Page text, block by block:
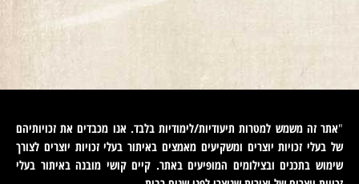
"אתר זה משמש למטרות תיעודיות/לימודיות בלבד. אנו מכבדים את זכויותיהם
של בעלי זכויות יוצרים ומשקיעים מאמצים באיתור בעלי זכויות יוצרים לצורך
שימוש בתכנים ובצילומים המופיעים באתר. קיים קושי מובנה באיתור בעלי